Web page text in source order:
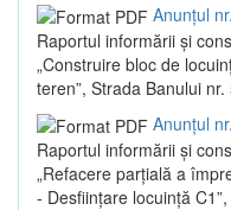
Anunțul
Raportul informării și
„Construire bloc de
teren”, Strada Banului
Anunțul
Raportul informării și
„Refacere parțială a
- Desființare locuință